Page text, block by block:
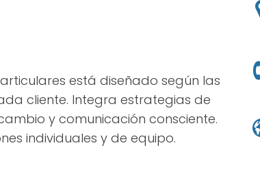
está diseñado según las
cliente. Integra estrategias de
y comunicación consciente.
individuales y de equipo.